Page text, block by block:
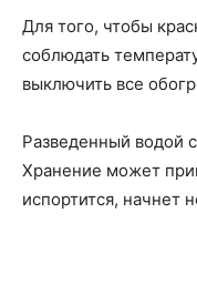
Для того, чтобы
соблюдать
выключить все
Разведенный водой
Хранение может
испортится, начнет